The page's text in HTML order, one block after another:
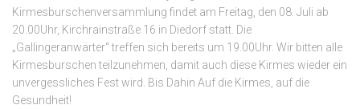
Kirmesburschenversammlung findet am Freitag, den 08. Juli ab
20.00Uhr, Kirchrainstraße 16 in Diedorf statt. Die
„Gallingeranwärter“ treffen sich bereits um 19.00Uhr. Wir bitten alle
Kirmesburschen teilzunehmen, damit auch diese Kirmes wieder ein
unvergessliches Fest wird. Bis Dahin Auf die Kirmes, auf die
Gesundheit!